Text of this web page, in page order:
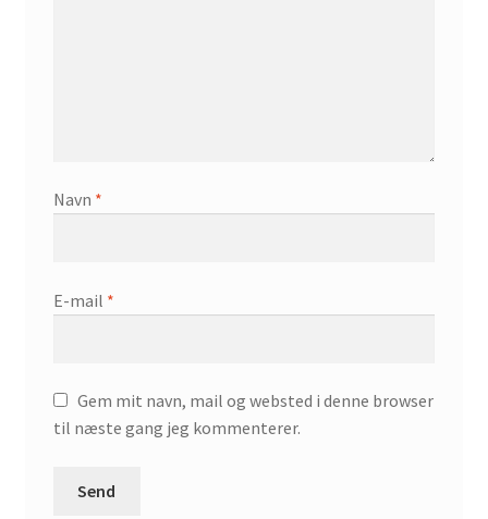
Navn *
E-mail *
Gem mit navn, mail og websted i denne browser
til næste gang jeg kommenterer.